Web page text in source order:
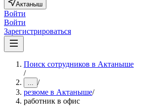
Актаныш
Войти
Войти
Зарегистрироваться
Поиск сотрудников в Актаныше
/
... /
резюме в Актаныше/
работник в офис